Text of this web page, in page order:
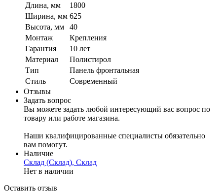
Длина, мм
1800
Ширина, мм 625
Высота, мм
40
Монтаж
Крепления
Гарантия
10 лет
Материал
Полистирол
Тип
Панель фронтальная
Стиль
Современный
Отзывы
Задать вопрос
Вы можете задать любой интересующий вас вопрос по
товару или работе магазина.
Наши квалифицированные специалисты обязательно
вам помогут.
Наличие
Склад (Склад), Склад
Нет в наличии
Оставить отзыв